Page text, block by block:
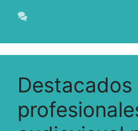
Destacados